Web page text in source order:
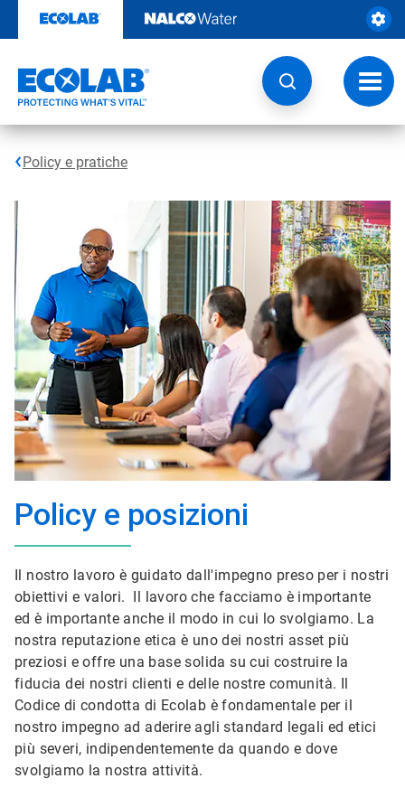
contenuto
Policy e pratiche
Policy e posizioni
Il nostro lavoro è guidato dall'impegno preso per i nostri
obiettivi e valori. Il lavoro che facciamo è importante
ed è importante anche il modo in cui lo svolgiamo. La
nostra reputazione etica è uno dei nostri asset più
preziosi e offre una base solida su cui costruire la
fiducia dei nostri clienti e delle nostre comunità. Il
Codice di condotta di Ecolab è fondamentale per il
nostro impegno ad aderire agli standard legali ed etici
più severi, indipendentemente da quando e dove
svolgiamo la nostra attività.